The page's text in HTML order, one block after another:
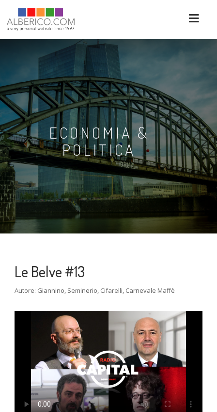
ECONOMIA &
POLITICA
Le Belve #13
Autore: Giannino, Seminerio, Cifarelli, Carnevale Maffè